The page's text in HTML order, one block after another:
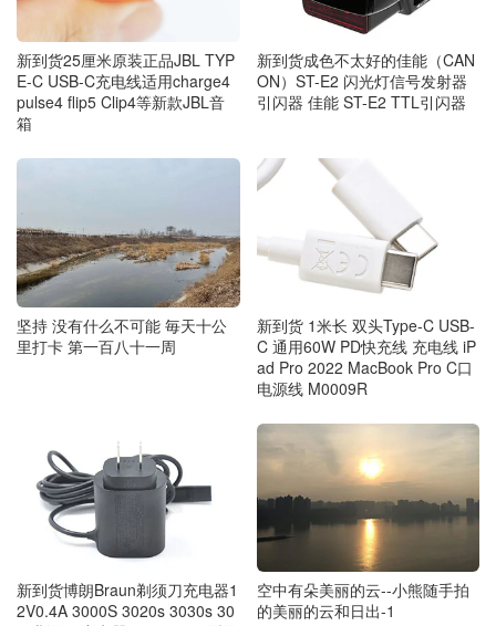
新到货25厘米原装正品JBL TYP
E-C USB-C充电线适用charge4
pulse4 flip5 Clip4等新款JBL音
箱
新到货成色不太好的佳能（CAN
ON）ST-E2 闪光灯信号发射器
引闪器 佳能 ST-E2 TTL引闪器
坚持 没有什么不可能 毎天十公
里打卡 第一百八十一周
新到货 1米长 双头Type-C USB-
C 通用60W PD快充线 充电线 iP
ad Pro 2022 MacBook Pro C口
电源线 M0009R
新到货博朗Braun剃须刀充电器1
2V0.4A 3000S 3020s 3030s 30
空中有朵美丽的云--小熊随手拍
的美丽的云和日出-1